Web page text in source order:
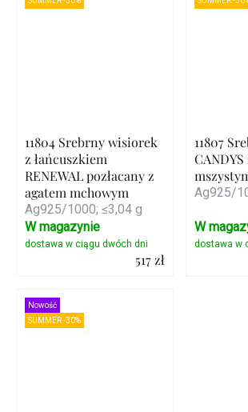
11804 Srebrny wisiorek
z łańcuszkiem
RENEWAL pozłacany z
agatem mchowym
Ag925/1000; ≤3,04 g
517 zł
W magazynie
11807
Ag925/
W
Nowość
SUMMER -30%